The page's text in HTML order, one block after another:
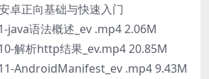
卓正向基础与快速入门
语法概述_ev .mp4 2.06M
解析http结果_ev.mp4 20.85M
AndroidManifest_ev .mp4 9.43M